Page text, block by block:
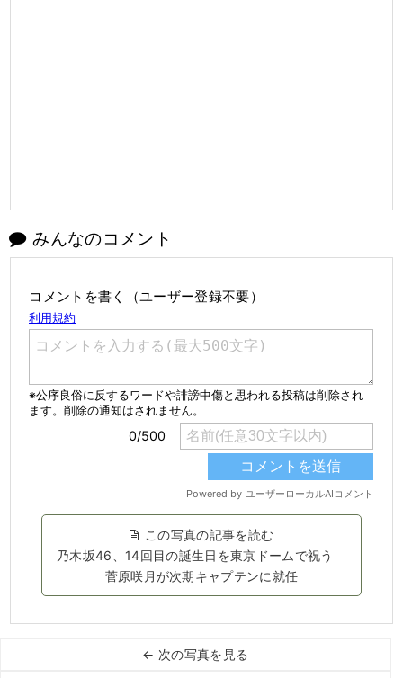
みんなのコメント
コメントを書く（ユーザー登録不要）
この写真の記事を読む
乃木坂46、14回目の誕生日を東京ドームで祝う
菅原咲月が次期キャプテンに就任
← 次の写真を見る